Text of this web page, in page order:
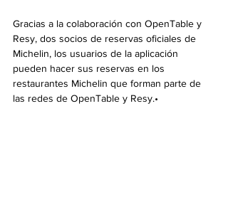
Gracias a la colaboración con OpenTable y
Resy, dos socios de reservas oficiales de
Michelin, los usuarios de la aplicación
pueden hacer sus reservas en los
restaurantes Michelin que forman parte de
las redes de OpenTable y Resy.•